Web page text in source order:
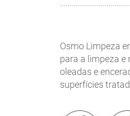
Osmo Limpeza
para a limpeza e
oleadas e
superfícies